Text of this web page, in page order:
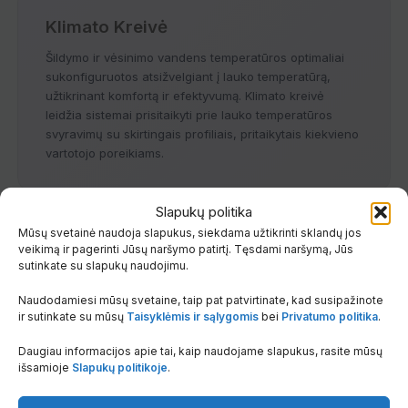
Slapukų politika
Mūsų svetainė naudoja slapukus, siekdama užtikrinti sklandų jos
veikimą ir pagerinti Jūsų naršymo patirtį. Tęsdami naršymą, Jūs
sutinkate su slapukų naudojimu.
Naudodamiesi mūsų svetaine, taip pat patvirtinate, kad susipažinote
ir sutinkate su mūsų Taisyklėmis ir sąlygomis bei Privatumo politika.
Daugiau informacijos apie tai, kaip naudojame slapukus, rasite mūsų
išsamioje Slapukų politikoje.
Klimato Kreivė
Šildymo ir vėsinimo vandens temperatūros optimaliai
sukonfiguruotos atsižvelgiant į lauko temperatūrą,
užtikrinant komfortą ir efektyvumą. Klimato kreivė
leidžia sistemai prisitaikyti prie lauko temperatūros
svyravimų su skirtingais profiliais, pritaikytais kiekvieno
vartotojo poreikiams.
Baseinų Šildymas
temperatūrą, užtikrinant komfortą visą sezoną.